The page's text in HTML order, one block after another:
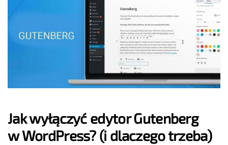
Jak wyłączyć edytor Gutenberg
w WordPress? (i dlaczego trzeba)